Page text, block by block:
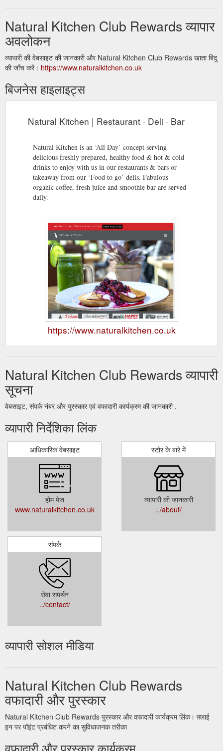
Natural Kitchen Club Rewards व्यापार
अवलोकन
व्यापारी की वेबसाइट की जानकारी और Natural Kitchen Club Rewards खाता बिंदु
की जाँच करें। https://www.naturalkitchen.co.uk
बिजनेस हाइलाइट्स
Natural Kitchen | Restaurant · Deli · Bar
Natural Kitchen is an ‘All Day’ concept serving
delicious freshly prepared, healthy food & hot & cold
drinks to enjoy with us in our restaurants & bars or
takeaway from our ‘Food to go’ delis. Fabulous
organic coffee, fresh juice and smoothie bar are served
daily.
https://www.naturalkitchen.co.uk
Natural Kitchen Club Rewards व्यापारी
सूचना
वेबसाइट, संपर्क नंबर और पुरस्कार एवं वफादारी कार्यक्रम की जानकारी .
व्यापारी निर्देशिका लिंक
आधिकारिक वेबसाइट
होम पेज
www.naturalkitchen.co.uk
स्टोर के बारे में
व्यापारी की जानकारी
../about/
संपर्क
सेवा समर्थन
../contact/
व्यापारी सोशल मीडिया
Natural Kitchen Club Rewards
वफादारी और पुरस्कार
Natural Kitchen Club Rewards पुरस्कार और वफादारी कार्यक्रम लिंक। फ़्लाई
इन पर पॉइंट प्रबंधित करने का सुविधाजनक तरीका